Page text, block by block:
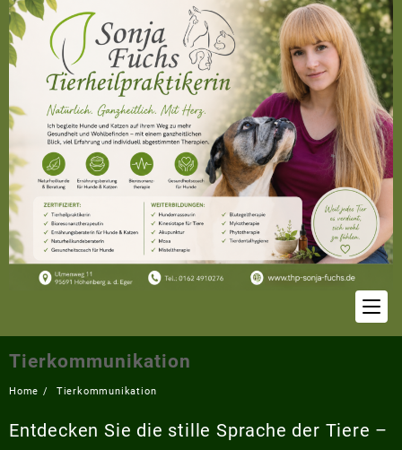
Skip
to
content
Tierkommunikation
Home Tierkommunikation
Entdecken Sie die stille Sprache der Tiere –